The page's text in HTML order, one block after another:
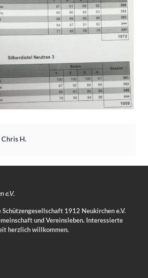
Chris H.
e.V.
1912 Neukirchen e.V.
und Vereinsleben. Interessierte
herzlich willkommen.